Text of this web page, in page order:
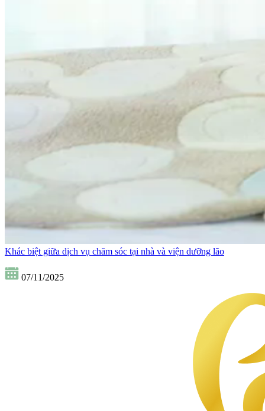
Khác biệt giữa dịch vụ chăm sóc tại nhà và viện dưỡng lão
07/11/2025